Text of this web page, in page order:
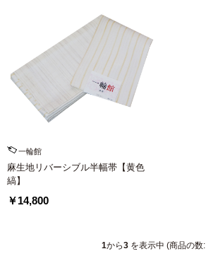
一輪館
麻生地リバーシブル半幅帯【黄色
縞】
￥14,800
1から3を表示中 (商品の数: